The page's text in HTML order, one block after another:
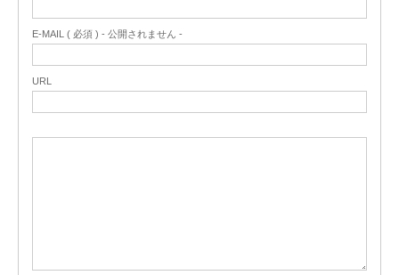
E-MAIL ( 必須 ) - 公開されません -
URL